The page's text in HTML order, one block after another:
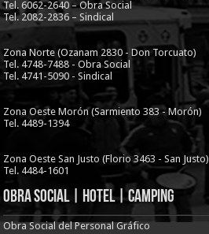
Tel. 6062-2640 – Obra Social
Tel. 2082-2836 – Sindical
Zona Norte (Ozanam 2830 - Don Torcuato)
Tel. 4748-7488 - Obra Social
Tel. 4741-5090 - Sindical
Zona Oeste Morón (Sarmiento 383 - Morón)
Tel. 4489-1394
Zona Oeste San Justo (Florio 3463 - San Justo)
Tel. 4484-1601
Obra Social | Hotel | Camping
Obra Social del Personal Gráfico